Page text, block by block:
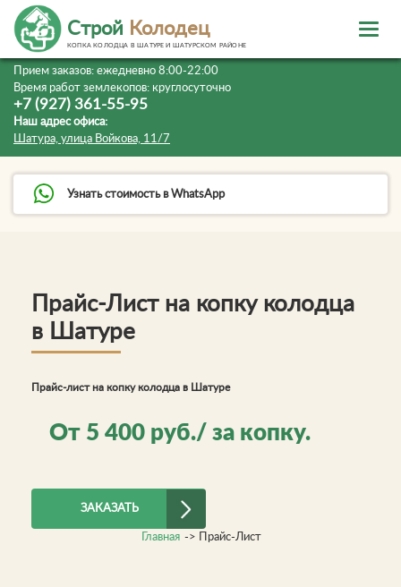
Прием заказов: ежедневно 8:00-22:00
Время работ землекопов: круглосуточно
+7 (927) 361-55-95
Наш адрес офиса:
Шатура, улица Войкова, 11/7
Узнать стоимость в WhatsApp
Строй Колодец
КОПКА КОЛОДЦА В ШАТУРЕ И ШАТУРСКОМ РАЙОНЕ
Прайс-Лист на копку колодца
в Шатуре
Прайс-лист на копку колодца в Шатуре
От 5 400 руб./ за копку.
ЗАКАЗАТЬ
Главная -> Прайс-Лист